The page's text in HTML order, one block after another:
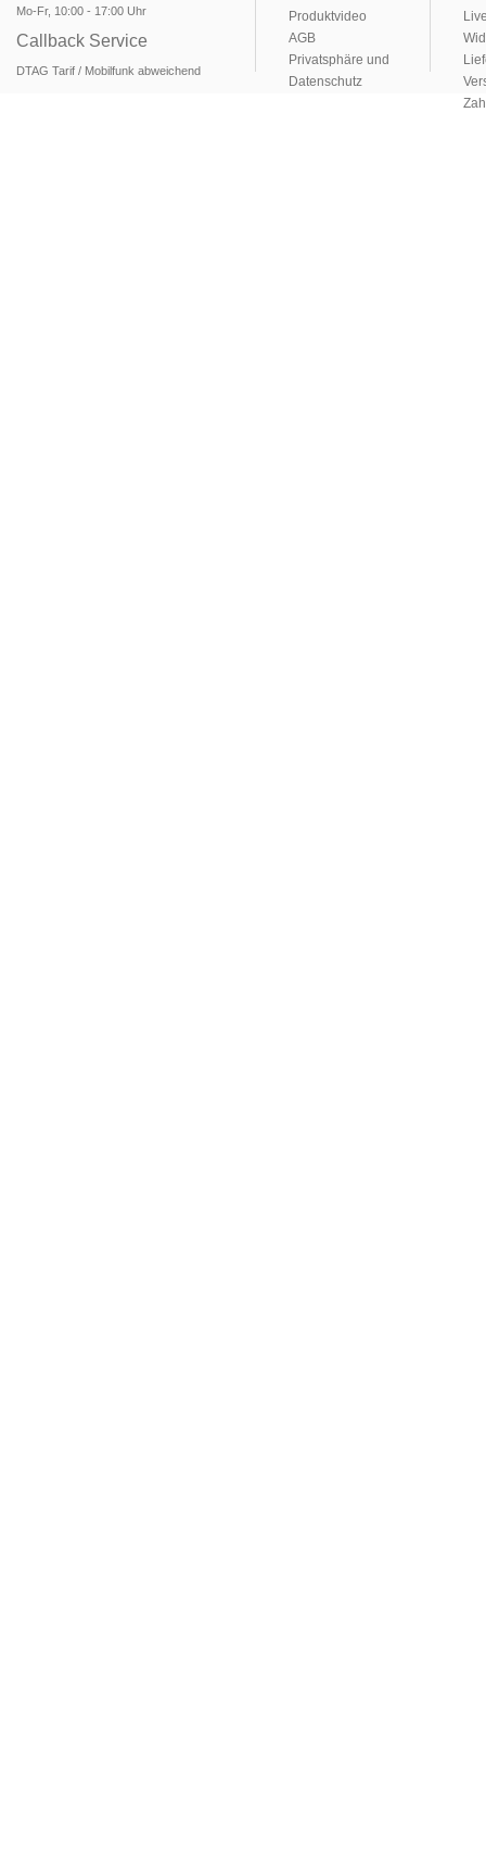
Mo-Fr, 10:00 - 17:00 Uhr
Callback Service
DTAG Tarif / Mobilfunk abweichend
Produktvideo
AGB
Privatsphäre und
Datenschutz